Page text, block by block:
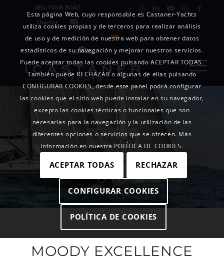
SELL YOUR BOAT
Charter
MOODY EXCELLENCE
Esta página Web, cuyo responsable es Castaner-Yachts
utiliza cookies propias y de terceros para realizar análisis
de uso y de medición de nuestra web para obtener datos
estadísticos de su navegación y mejorar nuestros servicios.
Puede aceptar todas las cookies pulsando ACEPTAR TODAS.
También puede RECHAZAR o algunas de ellas pulsando
CONFIGURAR COOKIES, desde este panel podrá configurar
las cookies que el sitio web puede instalar en su navegador,
excepto las cookies técnicas o funcionales que son
necesarias para la navegación y la utilización de las
diferentes opciones o servicios que se ofrecen. Más
información en nuestra POLÍTICA DE COOKIES.
ACEPTAR TODAS RECHAZAR
CONFIGURAR COOKIES
POLÍTICA DE COOKIES